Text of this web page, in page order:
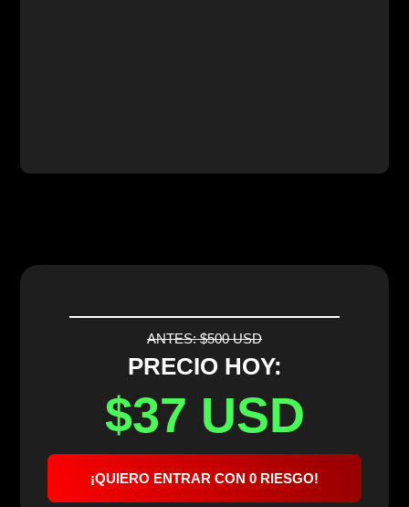
ANTES: $500 USD
PRECIO HOY:
$37 USD
¡QUIERO ENTRAR CON 0 RIESGO!